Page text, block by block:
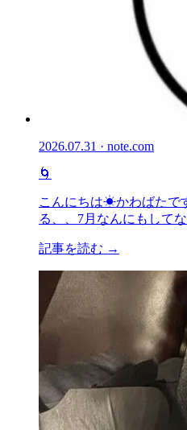
2026.07.31 · note.com
🌀
こんにちは☀かわばたで
る、、7月なんにもして
記事を読む →